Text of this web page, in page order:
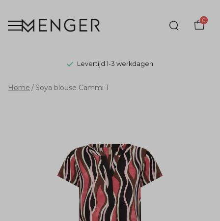
0
Levertijd 1-3 werkdagen
Soya
Menger
Home Soya blouse Cammi 1